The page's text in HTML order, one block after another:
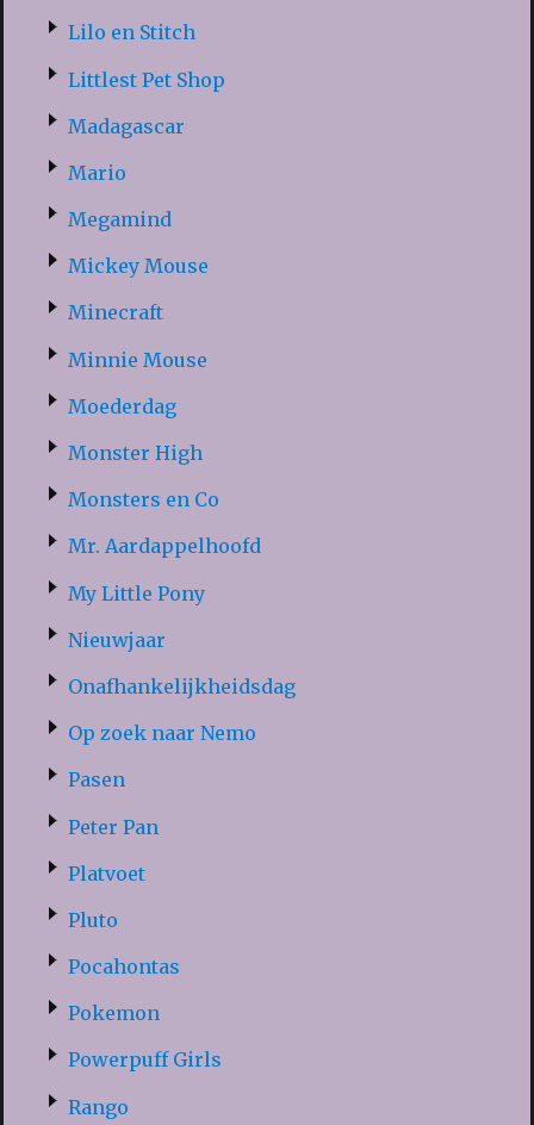
Lilo en Stitch
Littlest Pet Shop
Madagascar
Mario
Megamind
Mickey Mouse
Minecraft
Minnie Mouse
Moederdag
Monster High
Monsters en Co
Mr. Aardappelhoofd
My Little Pony
Nieuwjaar
Onafhankelijkheidsdag
Op zoek naar Nemo
Pasen
Peter Pan
Platvoet
Pluto
Pocahontas
Pokemon
Powerpuff Girls
Rango